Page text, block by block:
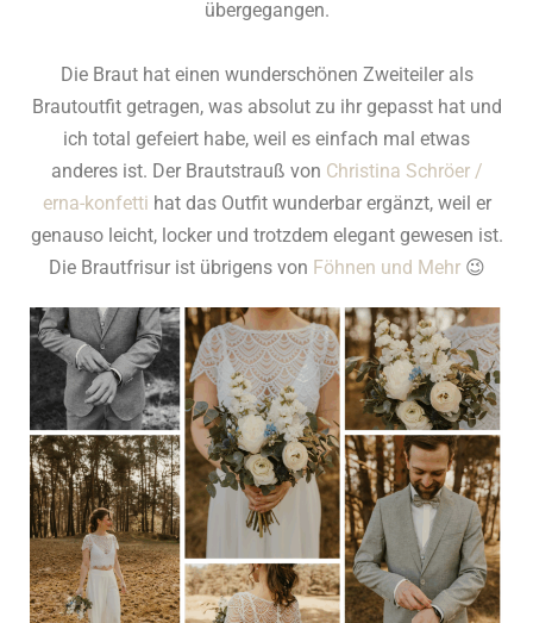
übergegangen.
Die Braut hat einen wunderschönen Zweiteiler als
Brautoutfit getragen, was absolut zu ihr gepasst hat und
ich total gefeiert habe, weil es einfach mal etwas
anderes ist. Der Brautstrauß von Christina Schröer /
erna-konfetti hat das Outfit wunderbar ergänzt, weil er
genauso leicht, locker und trotzdem elegant gewesen ist.
Die Brautfrisur ist übrigens von Föhnen und Mehr😉